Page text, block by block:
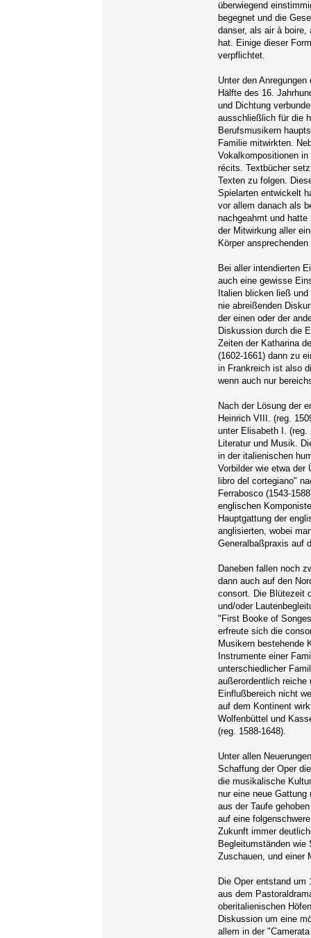
überwiegend
begegnet und die
danser, als air à
hat. Einige dieser
verpflichtet.
Unter den
Hälfte des 16.
und Dichtung
ausschließlich für die
Berufsmusikern
Familie mitwirkten.
Vokalkompositionen
récits. Textbücher
Texten zu folgen.
Spielarten entwickelt
vor allem danach als
nachgeahmt und
der Mitwirkung aller
Körper
Bei aller intendierten
auch eine gewisse
Italien blicken ließ
nie abreißenden
der einen oder der
Diskussion durch die
Zeiten der Katharina
(1602-1661) dann zu
in Frankreich ist also
wenn auch nur
Nach der Lösung der
Heinrich VIII. (reg.
unter Elisabeth I. (reg.
Literatur und Musik.
in der italienischen
Vorbilder wie etwa der
libro del cortegiano"
Ferrabosco (1543-
englischen
Hauptgattung der
anglisierten, wobei
Generalbaßpraxis auf
Daneben fallen noch
dann auch auf den
consort. Die Blütezeit
und/oder
"First Booke of
erfreute sich die
Musikern bestehende
Instrumente einer
unterschiedlicher
außerordentlich
Einflußbereich nicht
auf dem Kontinent
Wolfenbüttel und
(reg. 1588-1648).
Unter allen
Schaffung der Oper
die musikalische
nur eine neue
aus der Taufe
auf eine
Zukunft immer
Begleitumständen wie
Zuschauen, und einer
Die Oper entstand
aus dem
oberitalienischen
Diskussion um eine
allem in der